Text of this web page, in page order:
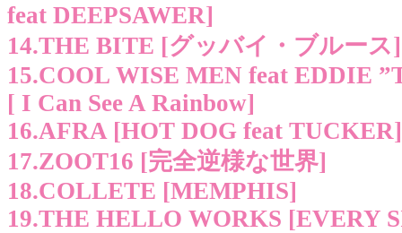
feat DEEPSAWER]
14.THE BITE [グッバイ・ブルー
15.COOL WISE MEN feat EDDIE
[ I Can See A Rainbow]
16.AFRA [HOT DOG feat TUCKER]
17.ZOOT16 [完全逆様な世界]
18.COLLETE [MEMPHIS]
19.THE HELLO WORKS [EVERY